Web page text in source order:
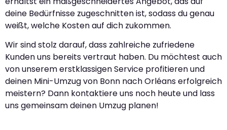
deine Bedürfnisse zugeschnitten ist, sodass du genau
weißt, welche Kosten auf dich zukommen.
Wir sind stolz darauf, dass zahlreiche zufriedene
Kunden uns bereits vertraut haben. Du möchtest auch
von unserem erstklassigen Service profitieren und
deinen Mini-Umzug von Bonn nach Orléans erfolgreich
meistern? Dann kontaktiere uns noch heute und lass
uns gemeinsam deinen Umzug planen!